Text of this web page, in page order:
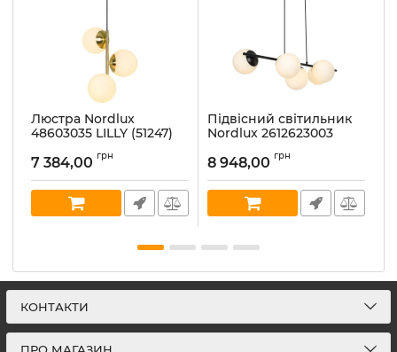
Люстра Nordlux
48603035 LILLY (51247)
В наявності:
7 384,00 грн
Підвісний світильник
Nordlux 2612623003
Артикул:2612623003
В наявності:3
8 948,00 грн
КОНТАКТИ